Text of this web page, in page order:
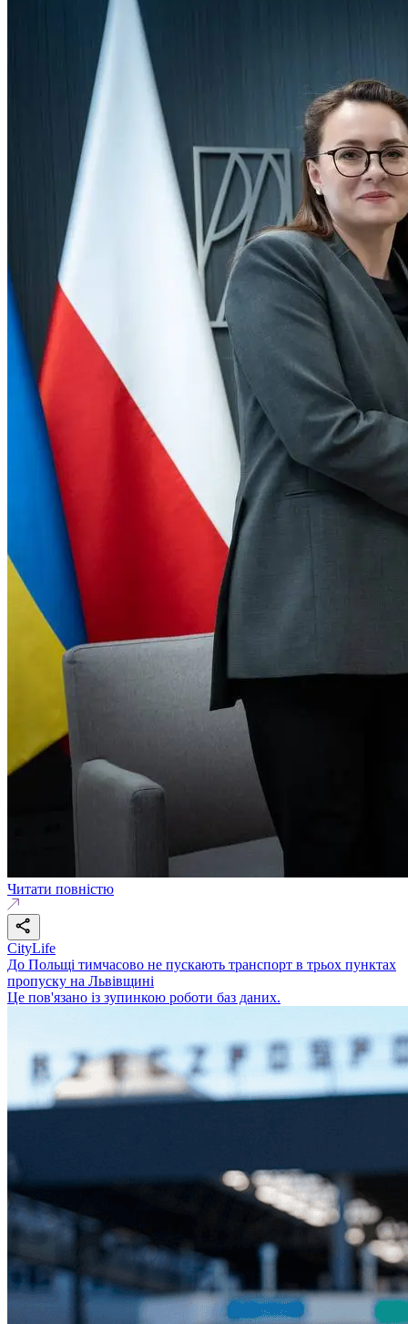
Читати повністю
CityLife
До Польщі тимчасово не пускають транспорт в трьох пунктах
пропуску на Львівщині
Це пов'язано із зупинкою роботи баз даних.